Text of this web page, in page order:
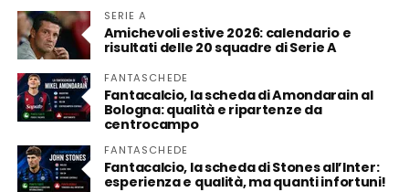
SERIE A
Amichevoli estive 2026: calendario e
risultati delle 20 squadre di Serie A
FANTASCHEDE
Fantacalcio, la scheda di Amondarain al
Bologna: qualità e ripartenze da
centrocampo
FANTASCHEDE
Fantacalcio, la scheda di Stones all’Inter:
esperienza e qualità, ma quanti infortuni!